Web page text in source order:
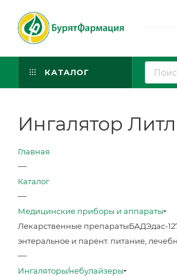
КАТАЛОГ
Ингалятор
Главная
—
Каталог
—
Медицинские приборы и аппараты
Лекарственные препаратыБАДЭдас-
энтеральное и парент. питание,
—
Ингаляторы/небулайзеры